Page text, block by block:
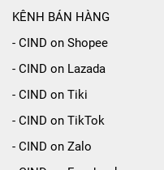
KÊNH BÁN HÀNG
- CIND on Shopee
- CIND on Lazada
- CIND on Tiki
- CIND on TikTok
- CIND on Zalo